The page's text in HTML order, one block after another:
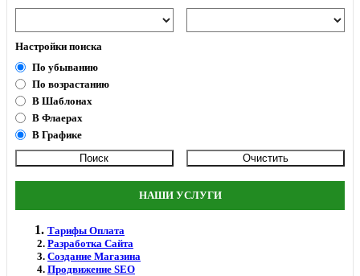
Настройки поиска
По убыванию
По возрастанию
В Шаблонах
В Флаерах
В Графике
НАШИ УСЛУГИ
Тарифы Оплата
Разработка Сайта
Создание Магазина
Продвижение SEO